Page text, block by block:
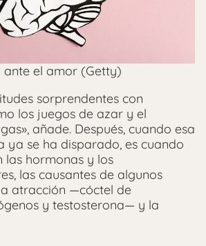
ante el amor (Getty)
sorprendentes con
los juegos de azar y el
añade. Después, cuando esa
ya se ha disparado, es cuando
las hormonas y los
las causantes de algunos
atracción —cóctel de
y testosterona— y la